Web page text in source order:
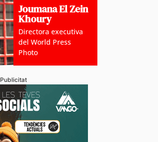
Joumana El Zein
Khoury
Directora executiva
del World Press
Photo
Publicitat